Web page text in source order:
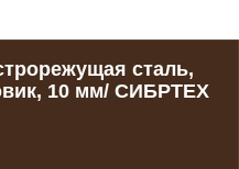
сталь,
10 мм/ СИБРТЕХ